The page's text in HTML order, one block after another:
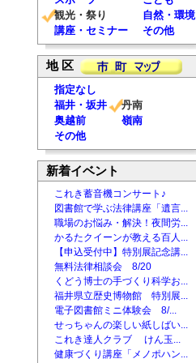
観光・祭り
自然・環境
講座・セミナー
その他
地 区
指定なし
福井・坂井
丹南
奥越前
嶺南
その他
新着イベント
これき蓄音機コンサート♪
図書館で学ぶ法律講座「遺言...
職場のお悩み・解決！夜間労...
かるたクイーンが教える百人...
【申込受付中】特別展記念講...
無料法律相談会 8/20
くどう博士の手づくり科学お...
福井県立歴史博物館 特別展...
電子図書館ミニ体験会 8/...
せっちゃんの楽しい紙しばい...
これき達人クラブ けん玉...
健康づくり講座「メノポハン...